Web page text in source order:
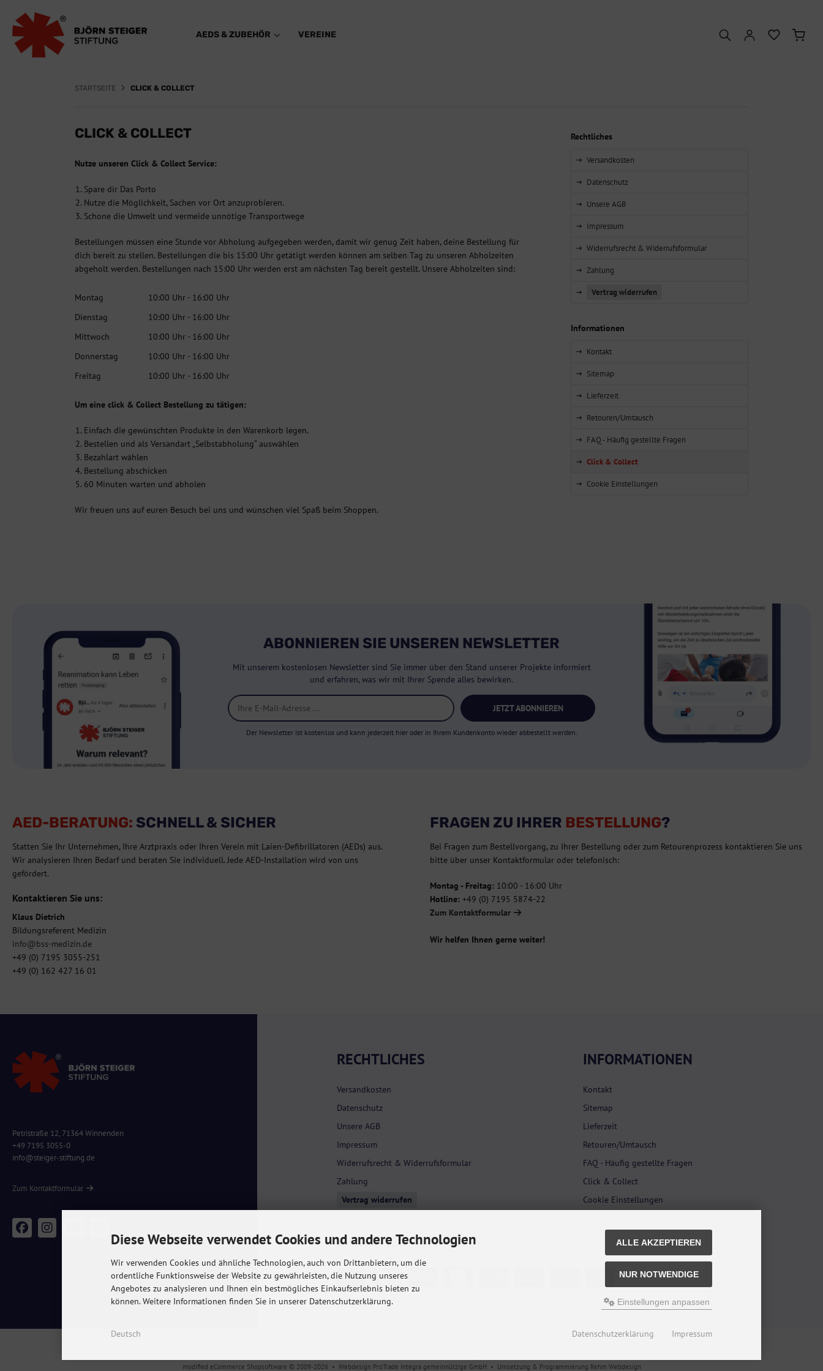
AEDS & ZUBEHÖR VEREINE
STARTSEITE CLICK & COLLECT
CLICK & COLLECT
Nutze unseren Click & Collect Service:
Spare dir Das Porto
Nutze die Möglichkeit, Sachen vor Ort anzuprobieren.
Schone die Umwelt und vermeide unnötige Transportwege
Bestellungen müssen eine Stunde vor Abholung aufgegeben werden, damit wir genug Zeit haben, deine Bestellung für
dich bereit zu stellen. Bestellungen die bis 15:00 Uhr getätigt werden können am selben Tag zu unseren Abholzeiten
abgeholt werden. Bestellungen nach 15:00 Uhr werden erst am nächsten Tag bereit gestellt. Unsere Abholzeiten sind:
Montag
10:00 Uhr - 16:00 Uhr
Dienstag
10:00 Uhr - 16:00 Uhr
Mittwoch
10:00 Uhr - 16:00 Uhr
Donnerstag
10:00 Uhr - 16:00 Uhr
Freitag
10:00 Uhr - 16:00 Uhr
Um eine click & Collect Bestellung zu tätigen:
Einfach die gewünschten Produkte in den Warenkorb legen.
Bestellen und als Versandart „Selbstabholung“ auswählen
Bezahlart wählen
Bestellung abschicken
60 Minuten warten und abholen
Wir freuen uns auf euren Besuch bei uns und wünschen viel Spaß beim Shoppen.
Rechtliches
Versandkosten
Datenschutz
Unsere AGB
Impressum
Widerrufsrecht & Widerrufsformular
Zahlung
Vertrag widerrufen
Informationen
Kontakt
Sitemap
Lieferzeit
Retouren/Umtausch
FAQ - Häufig gestellte Fragen
Click & Collect
Cookie Einstellungen
ABONNIEREN SIE UNSEREN NEWSLETTER
Mit unserem kostenlosen Newsletter sind Sie immer über den Stand unserer Projekte informiert
und erfahren, was wir mit Ihrer Spende alles bewirken.
JETZT ABONNIEREN
Der Newsletter ist kostenlos und kann jederzeit hier oder in Ihrem Kundenkonto wieder abbestellt werden.
AED-BERATUNG: SCHNELL & SICHER
Statten Sie Ihr Unternehmen, Ihre Arztpraxis oder Ihren Verein mit Laien-Defibrillatoren (AEDs) aus.
Wir analysieren Ihren Bedarf und beraten Sie individuell. Jede AED-Installation wird von uns
gefördert.
Kontaktieren Sie uns:
Klaus Dietrich
Bildungsreferent Medizin
info@bss-medizin.de
+49 (0) 7195 3055-251
+49 (0) 162 427 16 01
FRAGEN ZU IHRER BESTELLUNG?
Bei Fragen zum Bestellvorgang, zu Ihrer Bestellung oder zum Retourenprozess kontaktieren Sie uns
bitte über unser Kontaktformular oder telefonisch:
Montag - Freitag: 10:00 - 16:00 Uhr
Hotline: +49 (0) 7195 5874-22
Zum Kontaktformular
Wir helfen Ihnen gerne weiter!
Petristraße 12, 71364 Winnenden
+49 7195 3055-0
info@steiger-stiftung.de
Zum Kontaktformular
RECHTLICHES
Versandkosten
Datenschutz
Unsere AGB
Impressum
Widerrufsrecht & Widerrufsformular
Zahlung
Vertrag widerrufen
INFORMATIONEN
Kontakt
Sitemap
Lieferzeit
Retouren/Umtausch
FAQ - Häufig gestellte Fragen
Click & Collect
Cookie Einstellungen
ZAHLUNGS­METHODEN
modified eCommerce Shopsoftware © 2009-2026 • Webdesign ProTrade Integra gemeinnützige GmbH • Umsetzung & Programmierung Rehm Webdesign
Diese Webseite verwendet Cookies und andere Technologien
Wir verwenden Cookies und ähnliche Technologien, auch von Drittanbietern, um die
ordentliche Funktionsweise der Website zu gewährleisten, die Nutzung unseres
Angebotes zu analysieren und Ihnen ein bestmögliches Einkaufserlebnis bieten zu
können. Weitere Informationen finden Sie in unserer Datenschutzerklärung.
ALLE AKZEPTIEREN
NUR NOTWENDIGE
Einstellungen anpassen
Deutsch Datenschutzerklärung Impressum